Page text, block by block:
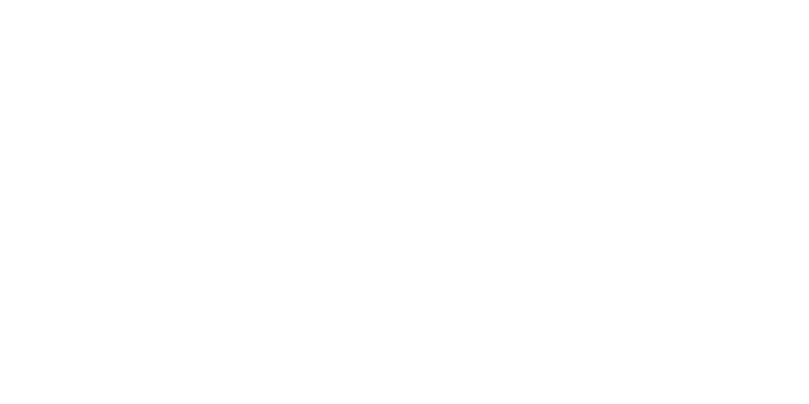
директор: Чернокоз Ольга Валерьевна info@gosrf.ru +7 (495) 920-51-49